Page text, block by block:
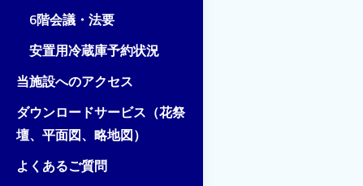
6階会議・法要
安置用冷蔵庫予約状況
当施設へのアクセス
ダウンロードサービス（花祭
壇、平面図、略地図）
よくあるご質問